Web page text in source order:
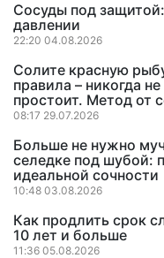
Сосуды под
давлении
22:20 04.08.2026
Солите красную
правила – никогда
простоит. Метод от
08:17 29.07.2026
Больше не нужно
селедке под шубой:
идеальной сочности
10:48 03.08.2026
Как продлить срок
10 лет и больше
11:36 05.08.2026